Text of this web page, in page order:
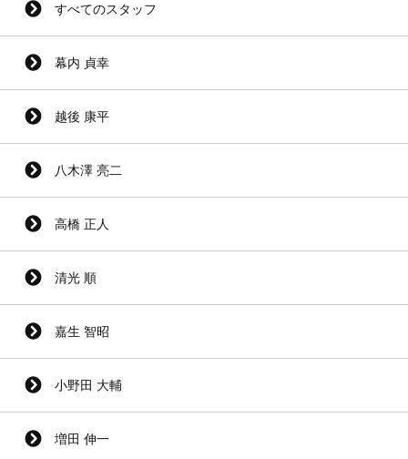
すべてのスタッフ
幕内 貞幸
越後 康平
八木澤 亮二
高橋 正人
清光 順
嘉生 智昭
小野田 大輔
増田 伸一